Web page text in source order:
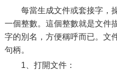
每當生成文件或套接字，
一個整數。這個整數就是文件
字的別名，方便稱呼而已。文
句柄。
1、打開文件：